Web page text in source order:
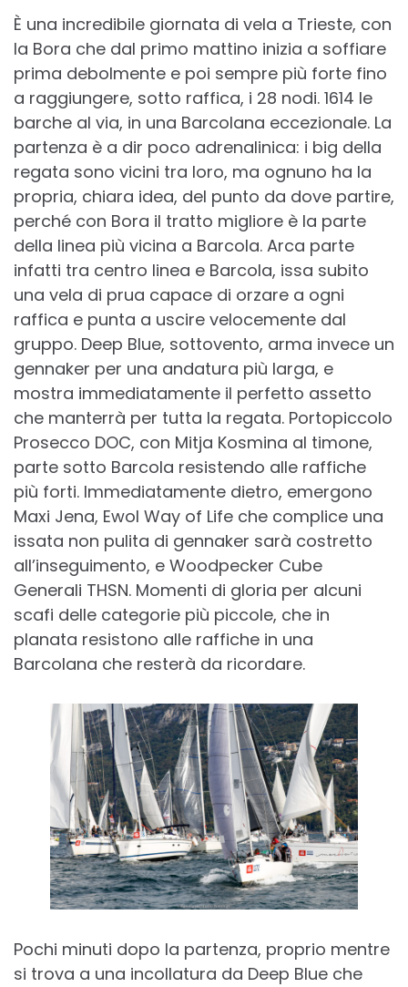
È una incredibile giornata di vela a Trieste, con
la Bora che dal primo mattino inizia a soffiare
prima debolmente e poi sempre più forte fino
a raggiungere, sotto raffica, i 28 nodi. 1614 le
barche al via, in una Barcolana eccezionale. La
partenza è a dir poco adrenalinica: i big della
regata sono vicini tra loro, ma ognuno ha la
propria, chiara idea, del punto da dove partire,
perché con Bora il tratto migliore è la parte
della linea più vicina a Barcola. Arca parte
infatti tra centro linea e Barcola, issa subito
una vela di prua capace di orzare a ogni
raffica e punta a uscire velocemente dal
gruppo. Deep Blue, sottovento, arma invece un
gennaker per una andatura più larga, e
mostra immediatamente il perfetto assetto
che manterrà per tutta la regata. Portopiccolo
Prosecco DOC, con Mitja Kosmina al timone,
parte sotto Barcola resistendo alle raffiche
più forti. Immediatamente dietro, emergono
Maxi Jena, Ewol Way of Life che complice una
issata non pulita di gennaker sarà costretto
all’inseguimento, e Woodpecker Cube
Generali THSN. Momenti di gloria per alcuni
scafi delle categorie più piccole, che in
planata resistono alle raffiche in una
Barcolana che resterà da ricordare.
Pochi minuti dopo la partenza, proprio mentre
si trova a una incollatura da Deep Blue che